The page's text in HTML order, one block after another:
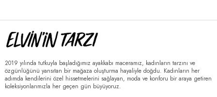
2019 yılında tutkuyla başladığımız ayakkabı maceramız, kadınların tarzını ve
özgünlüğünü yansıtan bir mağaza oluşturma hayaliyle doğdu. Kadınların her
adımda kendilerini özel hissetmelerini sağlayan, moda ve konforu bir araya getiren
koleksiyonlarımızla her geçen gün büyüyoruz.